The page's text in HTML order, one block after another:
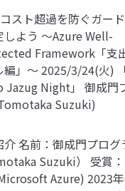
スト超過を防ぐガー
しよう ～Azure Well-
Framework「支
編」～ 2025/3/24(火)
Jazug Night」 御成門
Suzuki)
介 名前：御成門プログ
Suzuki） 受賞
Azure) 2023年